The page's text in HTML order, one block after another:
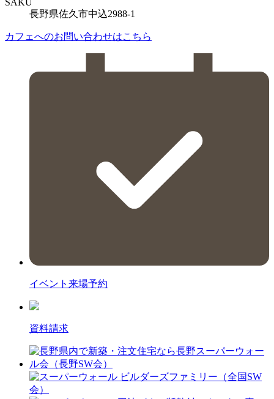
長野県佐久市中込2988-1
カフェへのお問い合わせはこちら
イベント来場予約
資料請求